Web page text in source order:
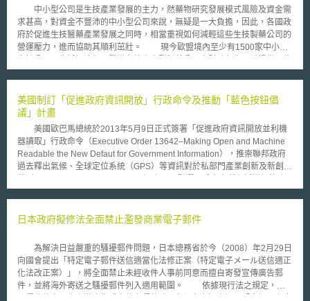
中小型公司是生技產業發展的主力，然藥物研究發展模式風險及資金需
求甚高，對資金不豐沛的中小型公司來說，無疑是一大負擔，因此，各國政
府於促進生技醫藥產業發展之同時，相當重視如何減輕這些生技製藥公司的
營運壓力，進而協助其順利茁壯。 現今歐盟境內至少有1500家中小型
藥政管理上的專門協助，歐盟於去2005年12月15日通過了〝歐盟醫藥品管
2049/2005 laying down, pursuant to Regulation (EC) No 726/2004 of the
European Parliament and of the Council, rules regarding the payment of
Medicines Agency by micro, small and medium-sized enterprises,以下簡
稱本規則）〞。 本規則主要是希望EMA（European Medicines
Agency, 即歐盟醫藥品管理局）能透過相關規費之減免及提供科學諮詢的方
式，降低中小型公司新藥上市申請費用（一般而言，人類用新藥於歐盟上市
（User Guide）供中小型公司參考。 台灣大部分的生技製藥公司亦屬
業相關已提供投資抵減優惠，但卻無特別針對中小型生技製藥公司的藥政管
理法規，歐盟前述立法及其精神值得我國借鏡。
美國制訂「促進政府資訊開放」行政命令及推動「藍色按鈕倡
議」計畫
美國歐巴馬總統於2013年5月9日正式簽署「促進政府資訊開放並利機
器讀取」行政命令（Executive Order 13642–Making Open and Machine
Readable the New Defaut for Government Information），推崇聯邦政府
過去釋出氣候、全球定位系統（GPS）等資訊對於私部門產業創新及新創事
府資料在資訊安全和隱私權雙重確保之前提下，將開放以可供機器可讀取之
料開放政策，重要者為白宮科學技術政策辦公室（Office of Science and
值、機器可讀取之聯邦政府資料。 近年來，在公部門政府政策鼓勵導
引下，不同的產業也逐漸發展出適用於特定產業的共同互通性標準
（sectoral interoparability）。以醫療衛生領域為例，從2010年開始，歐巴
馬總統乃宣布「藍色按鈕倡議」（Blue Button Initiative），病患得透過特
日本政府擬修法全面禁止濫發商業電子郵件
為解決日益嚴重的騷擾郵件問題，日本總務省於今（2008）年2月29日
向國會提出「特定電子郵件送信適當化法修正案（特定電子メール送信適正
化法改正案）」，將全面禁止未經收件人事前同意而擅自寄發宣傳廣告郵
件，並將海外寄送之騷擾郵件列入適用範圍。 依據現行法之規定，未